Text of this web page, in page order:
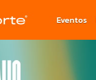
Eventos